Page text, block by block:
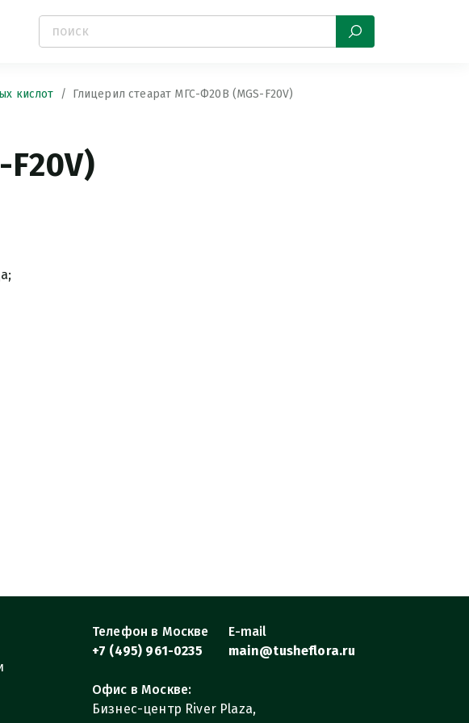
кислот Глицерил стеарат МГС-Ф20В (MGS-F20V)
Телефон в Москве
+7 (495) 961-0235
E-mail
main@tusheflora.ru
Офис в Москве:
Бизнес-центр River Plaza,